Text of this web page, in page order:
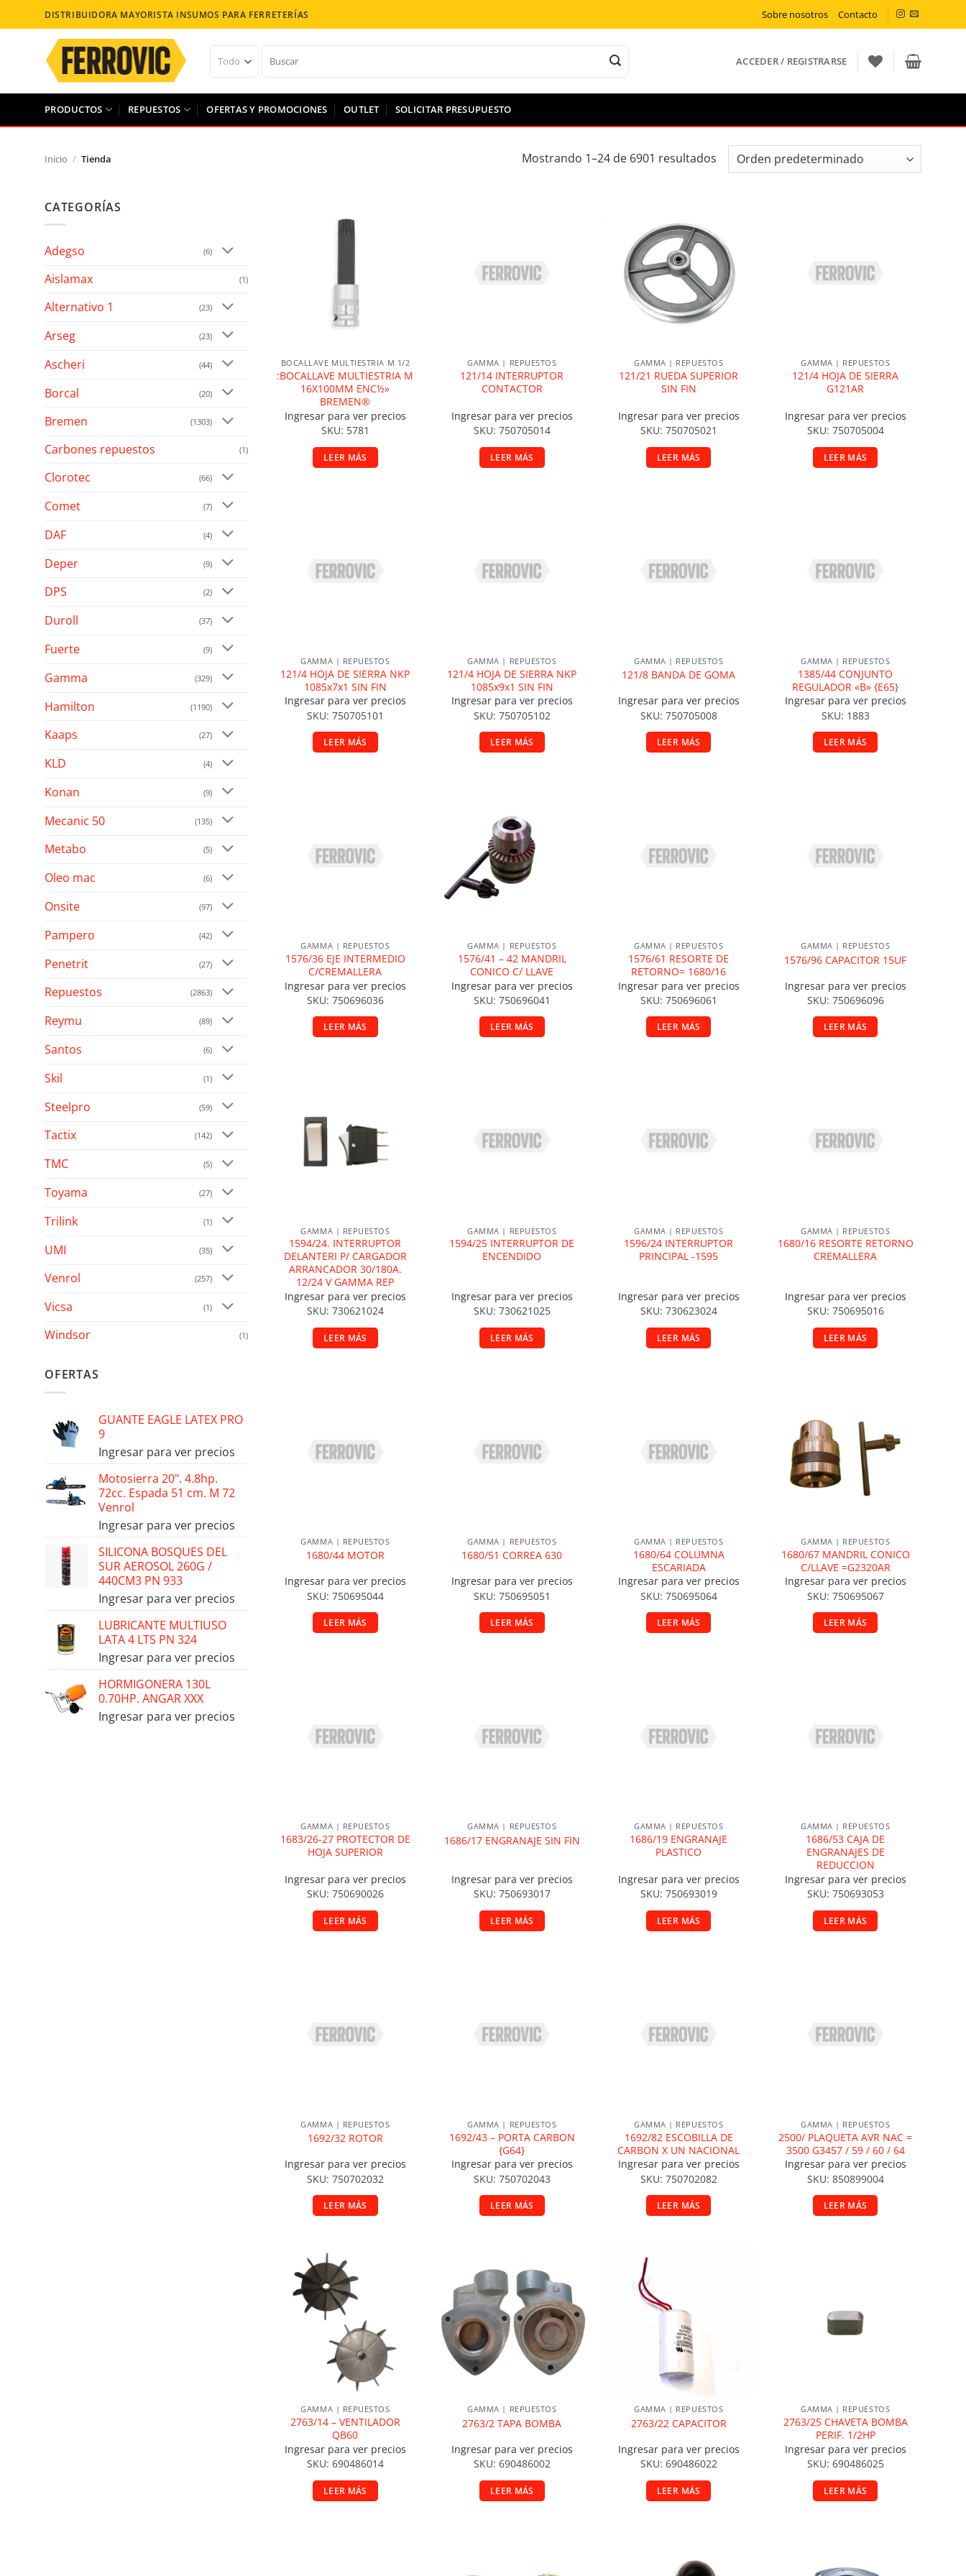
al
contenido
DISTRIBUIDORA MAYORISTA INSUMOS PARA FERRETERÍAS Sobre nosotros Contacto
por:
ACCEDER / REGISTRARSE
PRODUCTOS REPUESTOS OFERTAS Y PROMOCIONES OUTLET SOLICITAR PRESUPUESTO
Inicio / Tienda Mostrando 1–24 de 6901 resultados
CATEGORÍAS
Adegso (6)
Aislamax (1)
Alternativo 1 (23)
Arseg (23)
Ascheri (44)
Borcal (20)
Bremen (1303)
Carbones repuestos (1)
Clorotec (66)
Comet (7)
DAF (4)
Deper (9)
DPS (2)
Duroll (37)
Fuerte (9)
Gamma (329)
Hamilton (1190)
Kaaps (27)
KLD (4)
Konan (9)
Mecanic 50 (135)
Metabo (5)
Oleo mac (6)
Onsite (97)
Pampero (42)
Penetrit (27)
Repuestos (2863)
Reymu (89)
Santos (6)
Skil (1)
Steelpro (59)
Tactix (142)
TMC (5)
Toyama (27)
Trilink (1)
UMI (35)
Venrol (257)
Vicsa (1)
Windsor (1)
OFERTAS
GUANTE EAGLE LATEX PRO
9
Ingresar para ver precios
Motosierra 20". 4.8hp.
72cc. Espada 51 cm. M 72
Venrol
Ingresar para ver precios
SILICONA BOSQUES DEL
SUR AEROSOL 260G /
440CM3 PN 933
Ingresar para ver precios
LUBRICANTE MULTIUSO
LATA 4 LTS PN 324
Ingresar para ver precios
HORMIGONERA 130L
0.70HP. ANGAR XXX
Ingresar para ver precios
BOCALLAVE MULTIESTRIA M 1/2
:BOCALLAVE MULTIESTRIA M
16X100MM ENC½»
BREMEN®
Ingresar para ver precios
SKU: 5781
LEER MÁS
GAMMA | REPUESTOS
121/14 INTERRUPTOR
CONTACTOR
Ingresar para ver precios
SKU: 750705014
LEER MÁS
Añadir a la lista de deseos
GAMMA | REPUESTOS
121/21 RUEDA SUPERIOR
SIN FIN
Ingresar para ver precios
SKU: 750705021
LEER MÁS
GAMMA | REPUESTOS
121/4 HOJA DE SIERRA
G121AR
Ingresar para ver precios
SKU: 750705004
LEER MÁS
GAMMA | REPUESTOS
121/4 HOJA DE SIERRA NKP
1085x7x1 SIN FIN
Ingresar para ver precios
SKU: 750705101
LEER MÁS
GAMMA | REPUESTOS
121/4 HOJA DE SIERRA NKP
1085x9x1 SIN FIN
Ingresar para ver precios
SKU: 750705102
LEER MÁS
GAMMA | REPUESTOS
121/8 BANDA DE GOMA
Ingresar para ver precios
SKU: 750705008
LEER MÁS
GAMMA | REPUESTOS
1385/44 CONJUNTO
REGULADOR «B» {E65}
Ingresar para ver precios
SKU: 1883
LEER MÁS
GAMMA | REPUESTOS
1576/36 EJE INTERMEDIO
C/CREMALLERA
Ingresar para ver precios
SKU: 750696036
LEER MÁS
Añadir a la lista de deseos
GAMMA | REPUESTOS
1576/41 – 42 MANDRIL
CONICO C/ LLAVE
Ingresar para ver precios
SKU: 750696041
LEER MÁS
GAMMA | REPUESTOS
1576/61 RESORTE DE
RETORNO= 1680/16
Ingresar para ver precios
SKU: 750696061
LEER MÁS
GAMMA | REPUESTOS
1576/96 CAPACITOR 15UF
Ingresar para ver precios
SKU: 750696096
LEER MÁS
GAMMA | REPUESTOS
1594/24. INTERRUPTOR
DELANTERI P/ CARGADOR
ARRANCADOR 30/180A.
12/24 V GAMMA REP
Ingresar para ver precios
SKU: 730621024
LEER MÁS
GAMMA | REPUESTOS
1594/25 INTERRUPTOR DE
ENCENDIDO
Ingresar para ver precios
SKU: 730621025
LEER MÁS
GAMMA | REPUESTOS
1596/24 INTERRUPTOR
PRINCIPAL -1595
Ingresar para ver precios
SKU: 730623024
LEER MÁS
GAMMA | REPUESTOS
1680/16 RESORTE RETORNO
CREMALLERA
Ingresar para ver precios
SKU: 750695016
LEER MÁS
GAMMA | REPUESTOS
1680/44 MOTOR
Ingresar para ver precios
SKU: 750695044
LEER MÁS
GAMMA | REPUESTOS
1680/51 CORREA 630
Ingresar para ver precios
SKU: 750695051
LEER MÁS
GAMMA | REPUESTOS
1680/64 COLUMNA
ESCARIADA
Ingresar para ver precios
SKU: 750695064
LEER MÁS
GAMMA | REPUESTOS
1680/67 MANDRIL CONICO
C/LLAVE =G2320AR
Ingresar para ver precios
SKU: 750695067
LEER MÁS
GAMMA | REPUESTOS
1683/26-27 PROTECTOR DE
HOJA SUPERIOR
Ingresar para ver precios
SKU: 750690026
LEER MÁS
GAMMA | REPUESTOS
1686/17 ENGRANAJE SIN FIN
Ingresar para ver precios
SKU: 750693017
LEER MÁS
GAMMA | REPUESTOS
1686/19 ENGRANAJE
PLASTICO
Ingresar para ver precios
SKU: 750693019
LEER MÁS
GAMMA | REPUESTOS
1686/53 CAJA DE
ENGRANAJES DE
REDUCCION
Ingresar para ver precios
SKU: 750693053
LEER MÁS
GAMMA | REPUESTOS
1692/32 ROTOR
Ingresar para ver precios
SKU: 750702032
LEER MÁS
GAMMA | REPUESTOS
1692/43 – PORTA CARBON
{G64}
Ingresar para ver precios
SKU: 750702043
LEER MÁS
GAMMA | REPUESTOS
1692/82 ESCOBILLA DE
CARBON X UN NACIONAL
Ingresar para ver precios
SKU: 750702082
LEER MÁS
GAMMA | REPUESTOS
2500/ PLAQUETA AVR NAC =
3500 G3457 / 59 / 60 / 64
Ingresar para ver precios
SKU: 850899004
LEER MÁS
Añadir a la lista de deseos
GAMMA | REPUESTOS
2763/14 – VENTILADOR
QB60
Ingresar para ver precios
SKU: 690486014
LEER MÁS
Añadir a la lista de deseos
GAMMA | REPUESTOS
2763/2 TAPA BOMBA
Ingresar para ver precios
SKU: 690486002
LEER MÁS
Añadir a la lista de deseos
GAMMA | REPUESTOS
2763/22 CAPACITOR
Ingresar para ver precios
SKU: 690486022
LEER MÁS
GAMMA | REPUESTOS
2763/25 CHAVETA BOMBA
PERIF. 1/2HP
Ingresar para ver precios
SKU: 690486025
LEER MÁS
Añadir a la lista de deseos Añadir a la lista de deseos